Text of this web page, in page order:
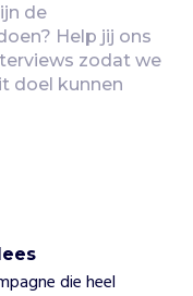
de
Help jij ons
zodat we
doel kunnen
die heel